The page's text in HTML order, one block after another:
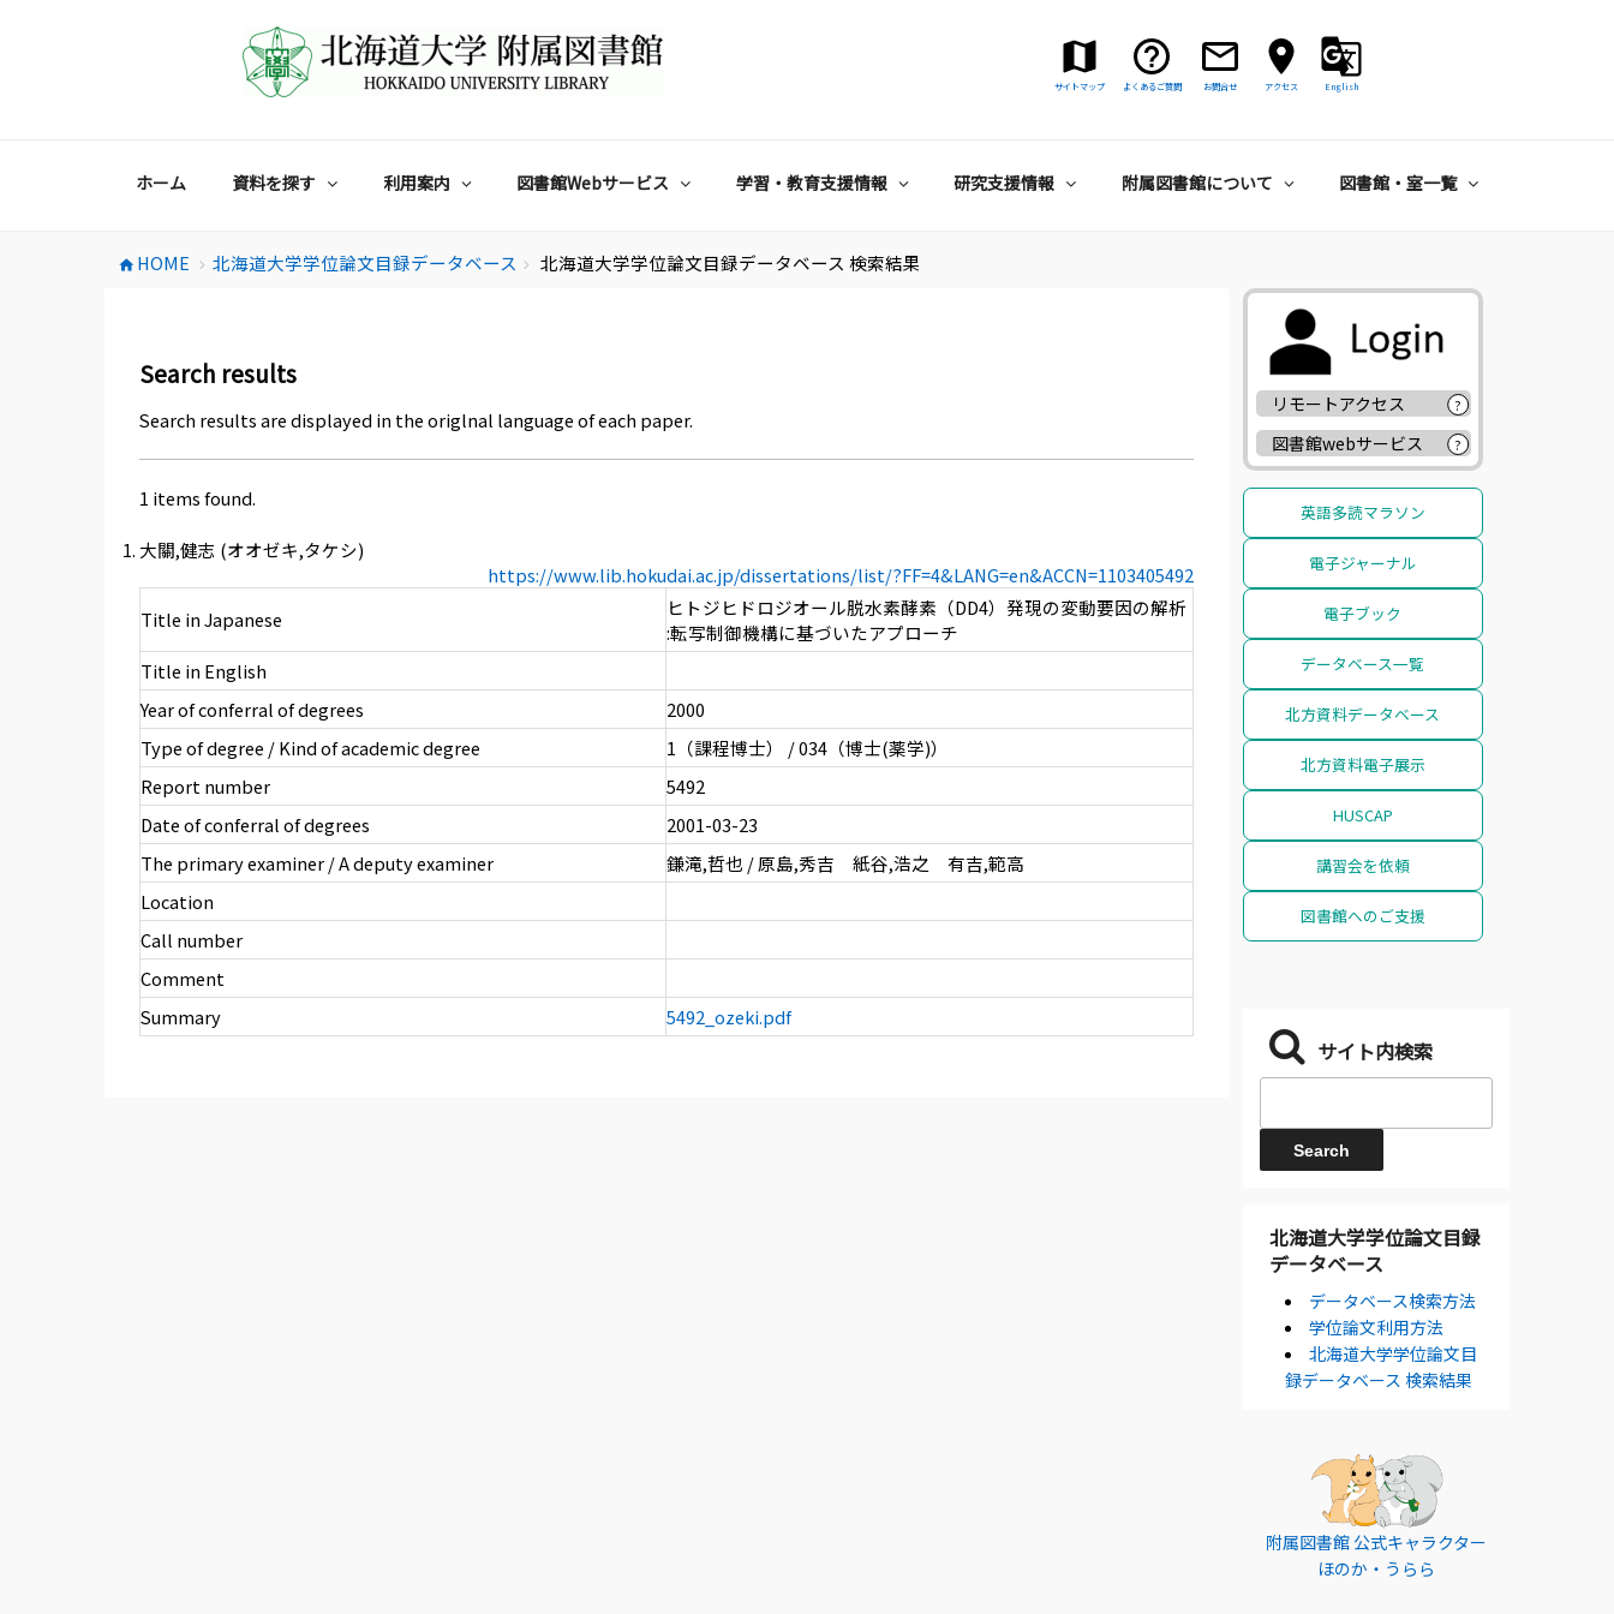
サイトマップ よくあるご質問 お問合せ アクセス English
ホーム 資料を探す 利用案内 図書館Webサービス 学習・教育支援情報 研究支援情報 附属図書館について 図書館・室一覧
home HOME chevron_right 北海道大学学位論文目録データベース chevron_right 北海道大学学位論文目録データベース 検索結果
Search results
Search results are displayed in the origlnal language of each paper.
1 items found.
大關,健志 (オオゼキ,タケシ)
https://www.lib.hokudai.ac.jp/dissertations/list/?FF=4&LANG=en&ACCN=1103405492
Title in Japanese
ヒトジヒドロジオール脱水素酵素（DD4）発現の変動要因の解析
:転写制御機構に基づいたアプローチ
Title in English
Year of conferral of degrees
2000
Type of degree / Kind of academic degree
1（課程博士） / 034（博士(薬学)）
Report number
5492
Date of conferral of degrees
2001-03-23
The primary examiner / A deputy examiner
鎌滝,哲也 / 原島,秀吉 紙谷,浩之 有吉,範高
Location
Call number
Comment
Summary
5492_ozeki.pdf
リモートアクセス ?
図書館webサービス ?
英語多読マラソン
電子ジャーナル
電子ブック
データベース一覧
北方資料データベース
北方資料電子展示
HUSCAP
講習会を依頼
図書館へのご支援
サイト内検索
北海道大学学位論文目録
データベース
データベース検索方法
学位論文利用方法
北海道大学学位論文目
録データベース 検索結果
附属図書館 公式キャラクター
ほのか・うらら